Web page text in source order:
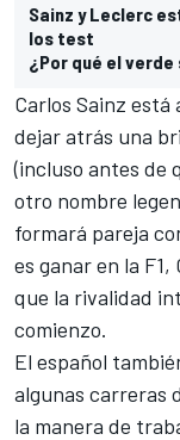
Sainz y Leclerc
los test
¿Por qué el verde
Carlos Sainz está
dejar atrás una
(incluso antes de
otro nombre
formará pareja
es ganar en la F1,
que la rivalidad
comienzo.
El español
algunas carreras
la manera de